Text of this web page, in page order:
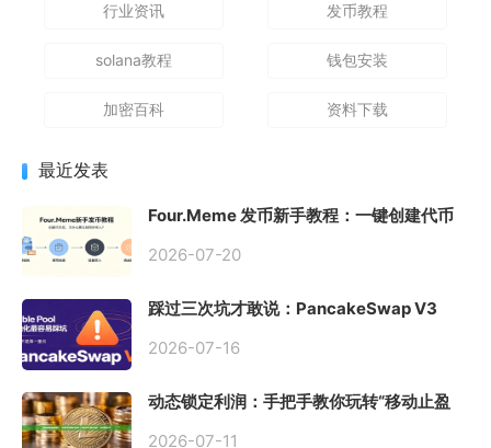
行业资讯 发币教程
solana教程 钱包安装
加密百科 资料下载
最近发表
Four.Meme 发币新手教程：一键创建代币
2026-07-20
踩过三次坑才敢说：PancakeSwap V3
初始化
2026-07-16
动态锁定利润：手把手教你玩转“移动止盈
2026-07-11